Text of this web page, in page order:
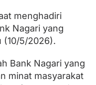
menghadiri
Nagari yang
(10/5/2026).
Bank Nagari yang
minat masyarakat